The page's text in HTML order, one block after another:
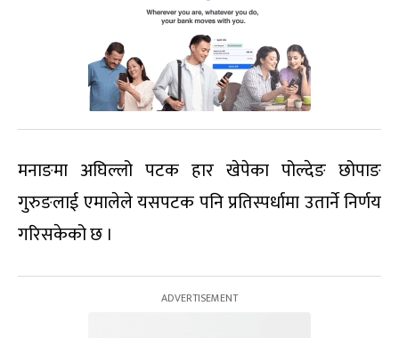
मनाङमा अघिल्लो पटक हार खेपेका पोल्देङ छोपाङ
गुरुङलाई एमालेले यसपटक पनि प्रतिस्पर्धामा उतार्ने निर्णय
गरिसकेको छ ।